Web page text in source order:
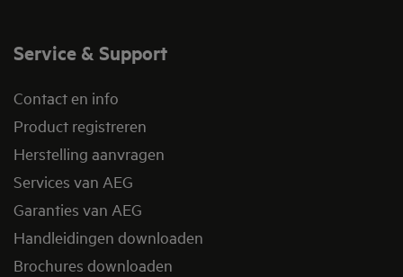
Service & Support
Contact en info
Product registreren
Herstelling aanvragen
Services van AEG
Garanties van AEG
Handleidingen downloaden
Brochures downloaden